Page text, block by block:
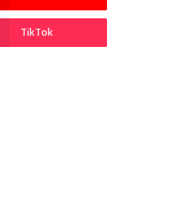
TikTok